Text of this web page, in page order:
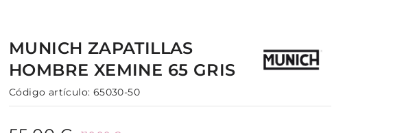
MUNICH ZAPATILLAS
HOMBRE XEMINE 65 GRIS
Código artículo: 65030-50